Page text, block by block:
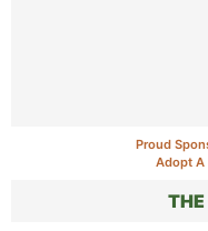
Proud
Adopt A
THE